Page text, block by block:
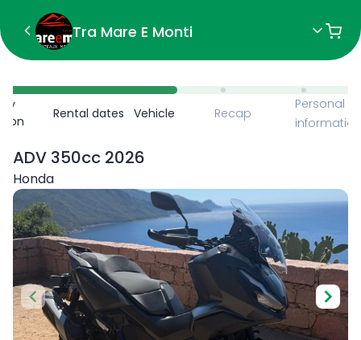
Tra Mare E Monti
Rental dates Vehicle Recap
Personal
information
ADV 350cc 2026
Honda